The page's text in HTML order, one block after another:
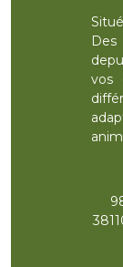
vos